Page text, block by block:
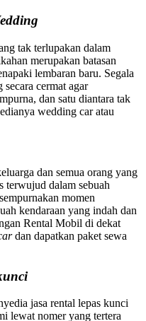
tak terlupakan dalam
merupakan batasan
lembaran baru. Segala
cermat agar
dan satu diantara tak
wedding car atau
dan semua orang yang
terwujud dalam sebuah
momen
kendaraan yang indah dan
Rental Mobil di dekat
dan dapatkan paket sewa
jasa rental lepas kunci
lewat nomer yang tertera